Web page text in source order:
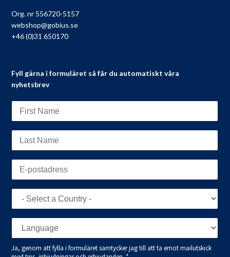
Org. nr 556720-5157
webshop@gobius.se
+46 (0)31 650170
Fyll gärna i formuläret så får du automatiskt våra
nyhetsbrev